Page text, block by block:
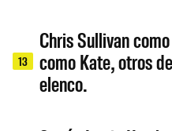
13
Chris Sullivan
como Kate, otros
elenco.